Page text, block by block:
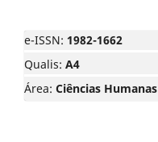
e-ISSN: 1982-1662
Qualis: A4
Área: Ciências Humanas